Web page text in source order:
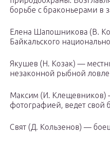
борьбе с браконьерами в
Елена Шапошникова (В.
Байкальского
Якушев (Н. Козак) —
незаконной рыбной
Максим (И. Клещевников)
фотографией, ведет свой
Свят (Д. Кользенов) —